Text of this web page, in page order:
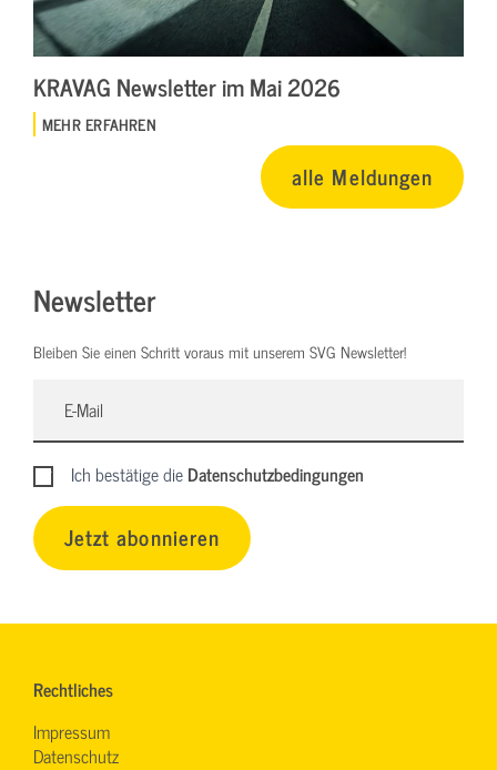
KRAVAG Newsletter im Mai 2026
MEHR ERFAHREN
alle Meldungen
Newsletter
Bleiben Sie einen Schritt voraus mit unserem SVG Newsletter!
Ich bestätige dieDatenschutzbedingungen
Jetzt abonnieren
Rechtliches
Impressum
Datenschutz